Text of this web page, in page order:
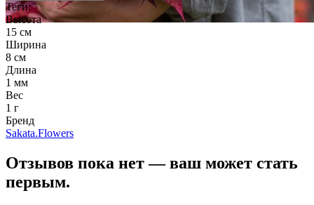
Теги:
Высота
15 см
Ширина
8 см
Длина
1 мм
Вес
1 г
Бренд
Sakata.Flowers
Отзывов пока нет — ваш может стать
первым.